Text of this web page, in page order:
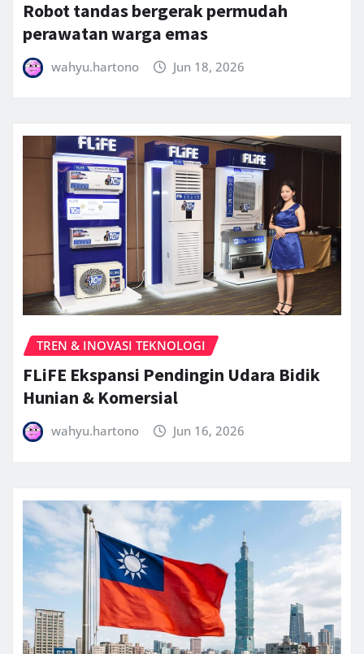
Robot tandas bergerak permudah
perawatan warga emas
wahyu.hartono Jun 18, 2026
TREN & INOVASI TEKNOLOGI
FLiFE Ekspansi Pendingin Udara Bidik
Hunian & Komersial
wahyu.hartono Jun 16, 2026